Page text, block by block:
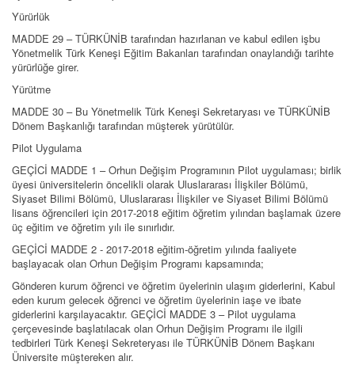
Yürürlük
MADDE 29 – TÜRKÜNİB tarafından hazırlanan ve kabul edilen işbu
Yönetmelik Türk Keneşi Eğitim Bakanları tarafından onaylandığı tarihte
yürürlüğe girer.
Yürütme
MADDE 30 – Bu Yönetmelik Türk Keneşi Sekretaryası ve TÜRKÜNİB
Dönem Başkanlığı tarafından müşterek yürütülür.
Pilot Uygulama
GEÇİCİ MADDE 1 – Orhun Değişim Programının Pilot uygulaması; birlik
üyesi üniversitelerin öncelikli olarak Uluslararası İlişkiler Bölümü,
Siyaset Bilimi Bölümü, Uluslararası İlişkiler ve Siyaset Bilimi Bölümü
lisans öğrencileri için 2017-2018 eğitim öğretim yılından başlamak üzere
üç eğitim ve öğretim yılı ile sınırlıdır.
GEÇİCİ MADDE 2 - 2017-2018 eğitim-öğretim yılında faaliyete
başlayacak olan Orhun Değişim Programı kapsamında;
Gönderen kurum öğrenci ve öğretim üyelerinin ulaşım giderlerini, Kabul
eden kurum gelecek öğrenci ve öğretim üyelerinin iaşe ve ibate
giderlerini karşılayacaktır. GEÇİCİ MADDE 3 – Pilot uygulama
çerçevesinde başlatılacak olan Orhun Değişim Programı ile ilgili
tedbirleri Türk Keneşi Sekreteryası ile TÜRKÜNİB Dönem Başkanı
Üniversite müştereken alır.